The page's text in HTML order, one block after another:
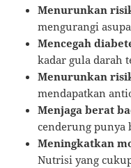
Menurunkan
mengurangi
Mencegah
kadar gula darah
Menurunkan
mendapatkan
Menjaga berat
cenderung punya
Meningkatkan
Nutrisi yang